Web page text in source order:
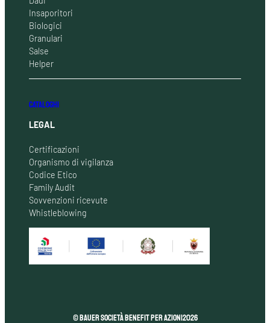
Insaporitori
Biologici
Granulari
Salse
Helper
CATALOGHI
LEGAL
Certificazioni
Organismo di vigilanza
Codice Etico
Family Audit
Sovvenzioni ricevute
Whistleblowing
© Bauer Società Benefit per Azioni2026